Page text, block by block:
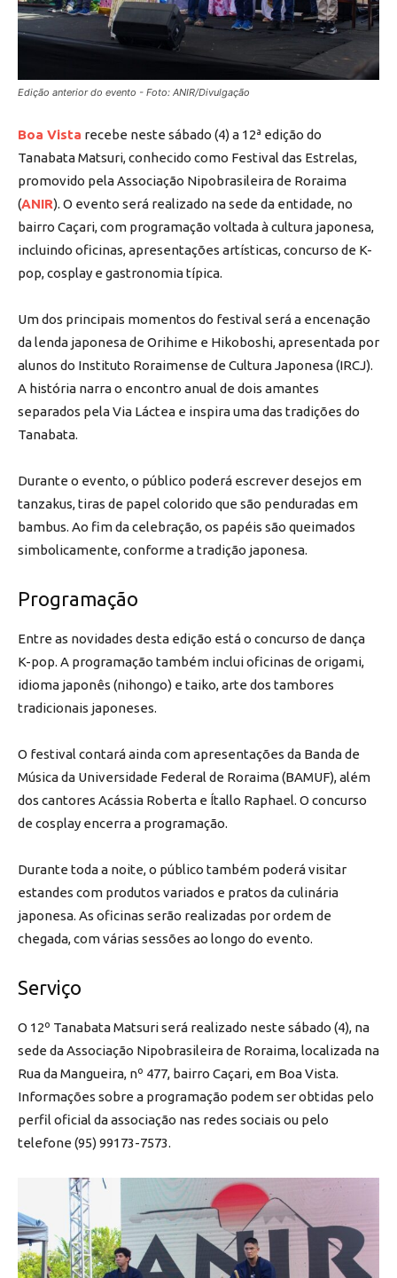
Edição anterior do evento - Foto: ANIR/Divulgação
Boa Vista recebe neste sábado (4) a 12ª edição do
Tanabata Matsuri, conhecido como Festival das Estrelas,
promovido pela Associação Nipobrasileira de Roraima
(ANIR). O evento será realizado na sede da entidade, no
bairro Caçari, com programação voltada à cultura japonesa,
incluindo oficinas, apresentações artísticas, concurso de K-
pop, cosplay e gastronomia típica.
Um dos principais momentos do festival será a encenação
da lenda japonesa de Orihime e Hikoboshi, apresentada por
alunos do Instituto Roraimense de Cultura Japonesa (IRCJ).
A história narra o encontro anual de dois amantes
separados pela Via Láctea e inspira uma das tradições do
Tanabata.
Durante o evento, o público poderá escrever desejos em
tanzakus, tiras de papel colorido que são penduradas em
bambus. Ao fim da celebração, os papéis são queimados
simbolicamente, conforme a tradição japonesa.
Programação
Entre as novidades desta edição está o concurso de dança
K-pop. A programação também inclui oficinas de origami,
idioma japonês (nihongo) e taiko, arte dos tambores
tradicionais japoneses.
O festival contará ainda com apresentações da Banda de
Música da Universidade Federal de Roraima (BAMUF), além
dos cantores Acássia Roberta e Ítallo Raphael. O concurso
de cosplay encerra a programação.
Durante toda a noite, o público também poderá visitar
estandes com produtos variados e pratos da culinária
japonesa. As oficinas serão realizadas por ordem de
chegada, com várias sessões ao longo do evento.
Serviço
O 12º Tanabata Matsuri será realizado neste sábado (4), na
sede da Associação Nipobrasileira de Roraima, localizada na
Rua da Mangueira, nº 477, bairro Caçari, em Boa Vista.
Informações sobre a programação podem ser obtidas pelo
perfil oficial da associação nas redes sociais ou pelo
telefone (95) 99173-7573.